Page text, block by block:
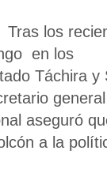
los
en los
Táchira y
aseguró
a la